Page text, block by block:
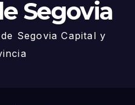
Segovia
Segovia Capital y